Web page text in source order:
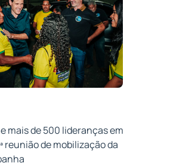
mais de 500 lideranças em
reunião de mobilização da